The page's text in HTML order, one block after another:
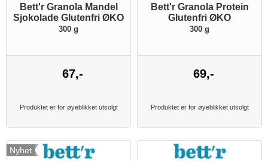
Bett'r Granola Mandel
Sjokolade Glutenfri ØKO
300 g
67,-
Produktet er for øyeblikket utsolgt
Bett'r Granola Protein
Glutenfri ØKO
300 g
69,-
Produktet er for øyeblikket utsolgt
Nyhet